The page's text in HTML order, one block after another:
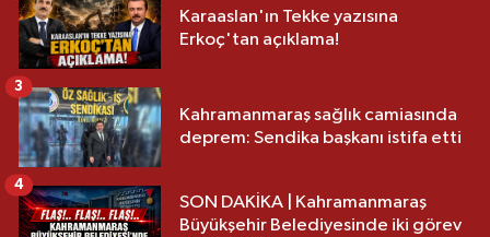
Karaaslan'ın Tekke yazısına
Erkoç'tan açıklama!
Kahramanmaraş sağlık camiasında
deprem: Sendika başkanı istifa etti
3
SON DAKİKA | Kahramanmaraş
Büyükşehir Belediyesinde iki görev
4